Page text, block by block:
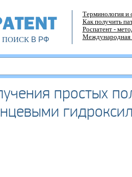
ПОИСКВ РФ
Терминология и
Как получить
Роспатент -
Международная
простых